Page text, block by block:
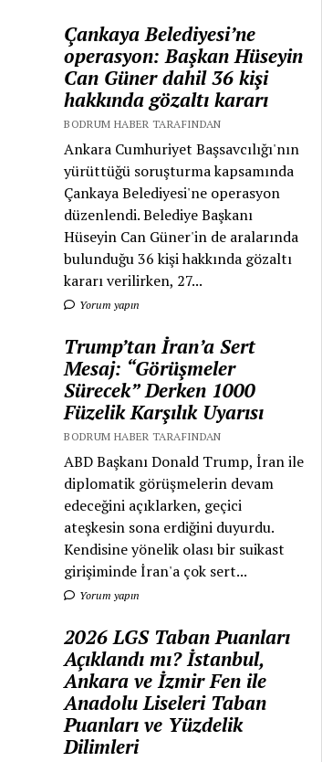
Çankaya Belediyesi’ne
operasyon: Başkan Hüseyin
Can Güner dahil 36 kişi
hakkında gözaltı kararı
BODRUM HABER TARAFINDAN
Ankara Cumhuriyet Başsavcılığı'nın
yürüttüğü soruşturma kapsamında
Çankaya Belediyesi'ne operasyon
düzenlendi. Belediye Başkanı
Hüseyin Can Güner'in de aralarında
bulunduğu 36 kişi hakkında gözaltı
kararı verilirken, 27...
Yorum yapın
Trump’tan İran’a Sert
Mesaj: “Görüşmeler
Sürecek” Derken 1000
Füzelik Karşılık Uyarısı
BODRUM HABER TARAFINDAN
ABD Başkanı Donald Trump, İran ile
diplomatik görüşmelerin devam
edeceğini açıklarken, geçici
ateşkesin sona erdiğini duyurdu.
Kendisine yönelik olası bir suikast
girişiminde İran'a çok sert...
Yorum yapın
2026 LGS Taban Puanları
Açıklandı mı? İstanbul,
Ankara ve İzmir Fen ile
Anadolu Liseleri Taban
Puanları ve Yüzdelik
Dilimleri